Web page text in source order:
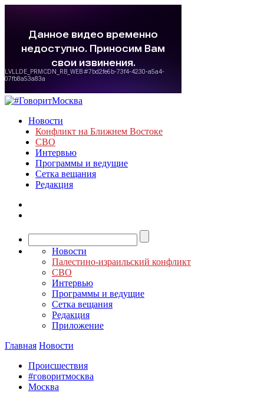
Новости
Конфликт на Ближнем Востоке
СВО
Интервью
Программы и ведущие
Сетка вещания
Редакция
Новости
Палестино-израильский конфликт
СВО
Интервью
Программы и ведущие
Сетка вещания
Редакция
Приложение
Главная Новости
Происшествия
#говоритмосква
Москва